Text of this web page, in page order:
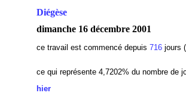
Diégèse
dimanche 16 décembre 2001
ce travail est commencé depuis 716jours
ce qui représente 4,7202% du nombre de
hier